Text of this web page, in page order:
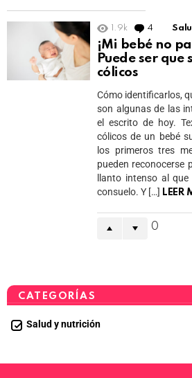
1.9k 4
¡Mi bebé no
Puede ser que
cólicos
Cómo identificarlos,
son algunas de las
el escrito de hoy.
cólicos de un bebé
los primeros tres
pueden reconocerse
llanto intenso al
consuelo. Y […] LEER
0
CATEGORÍAS
Salud y nutrición